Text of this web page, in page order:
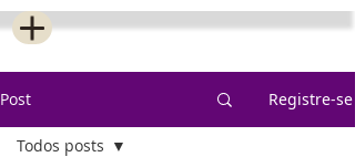
Post Registre-se
Todos posts